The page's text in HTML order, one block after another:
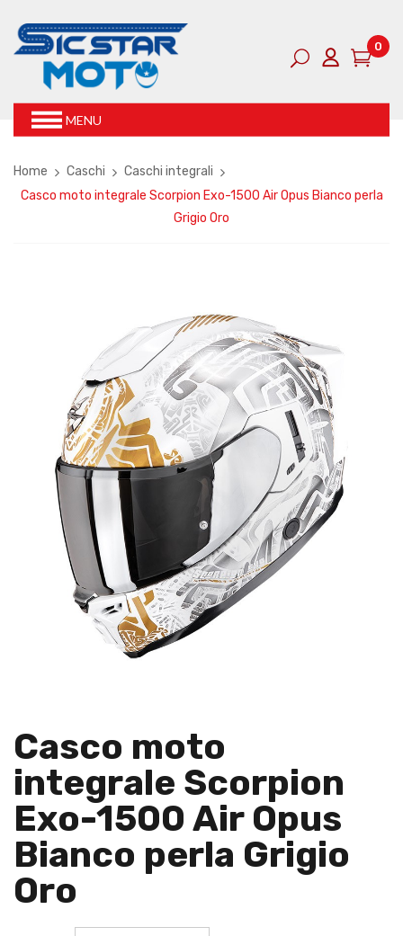
0
MENU
Home Caschi
Caschi integrali
Casco moto integrale Scorpion Exo-1500 Air Opus Bianco perla
Grigio Oro
Casco moto
integrale Scorpion
Exo-1500 Air Opus
Bianco perla Grigio
Oro